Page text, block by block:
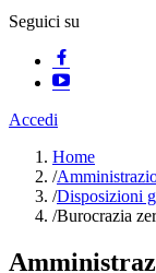
Seguici su
Accedi
Home
/
/Disposizioni
/Burocrazia